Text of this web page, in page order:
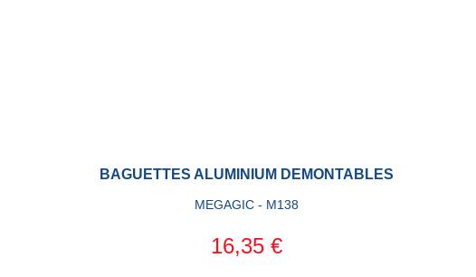
BAGUETTES ALUMINIUM DEMONTABLES
MEGAGIC - M138
16,35 €